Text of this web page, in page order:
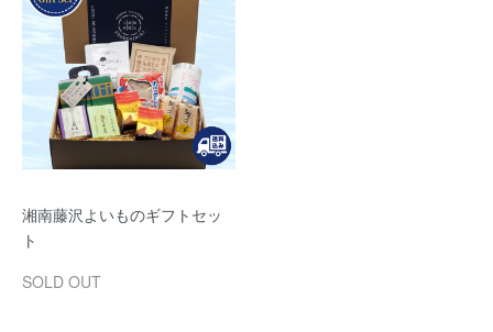
湘南藤沢よいものギフトセッ
ト
SOLD OUT